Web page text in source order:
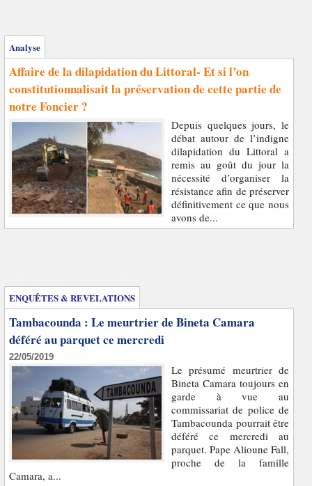
Analyse
Affaire de la dilapidation du Littoral- Et si l’on
constitutionnalisait la préservation de cette partie de
notre Foncier ?
Depuis quelques jours, le
débat autour de l’indigne
dilapidation du Littoral a
remis au goût du jour la
nécessité d’organiser la
résistance afin de préserver
définitivement ce que nous
avons de...
ENQUÊTES & REVELATIONS
Tambacounda : Le meurtrier de Bineta Camara
déféré au parquet ce mercredi
22/05/2019
Le présumé meurtrier de
Bineta Camara toujours en
garde à vue au
commissariat de police de
Tambacounda pourrait être
déféré ce mercredi au
parquet. Pape Alioune Fall,
proche de la famille
Camara, a...